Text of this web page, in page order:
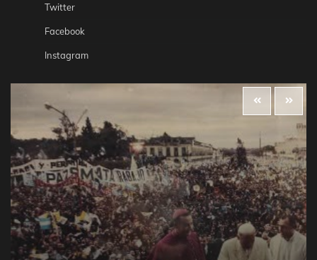
Twitter
Facebook
Instagram